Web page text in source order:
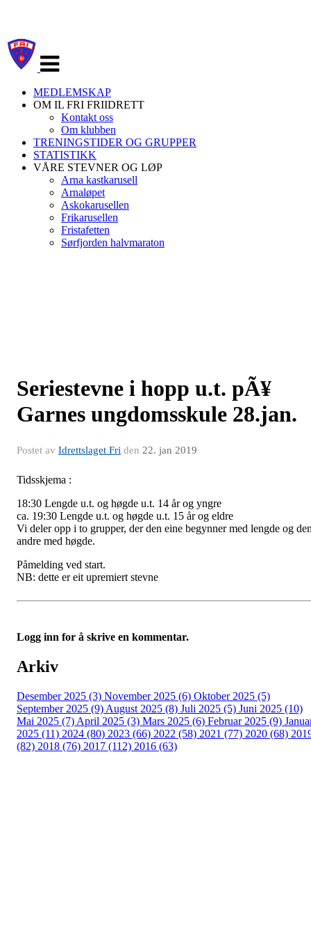
navigasjon
MEDLEMSKAP
OM IL FRI FRIIDRETT
Kontakt oss
Om klubben
TRENINGSTIDER OG GRUPPER
STATISTIKK
VÅRE STEVNER OG LØP
Arna kastkarusell
Arnaløpet
Askokarusellen
Frikarusellen
Fristafetten
Sørfjorden halvmaraton
Seriestevne i hopp u.t. pÃ¥
Garnes ungdomsskule 28.jan.
Postet av Idrettslaget Fri den 22. jan 2019
Tidsskjema :
18:30 Lengde u.t. og høgde u.t. 14 år og yngre
ca. 19:30 Lengde u.t. og høgde u.t. 15 år og eldre
Vi deler opp i to grupper, der den eine begynner med lengde og
andre med høgde.
Påmelding ved start.
NB: dette er eit upremiert stevne
Logg inn for å skrive en kommentar.
Arkiv
Desember 2025 (3) November 2025 (6) Oktober 2025 (5)
September 2025 (9) August 2025 (8) Juli 2025 (5) Juni 2025 (10)
Mai 2025 (7) April 2025 (3) Mars 2025 (6) Februar 2025 (9)
2025 (11) 2024 (80) 2023 (66) 2022 (58) 2021 (77) 2020 (68)
(82) 2018 (76) 2017 (112) 2016 (63)